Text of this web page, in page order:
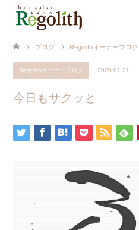
ブログ Regolithオーナーブログ
Regolithオーナーブログ 2020.01.21
今日もサクッと